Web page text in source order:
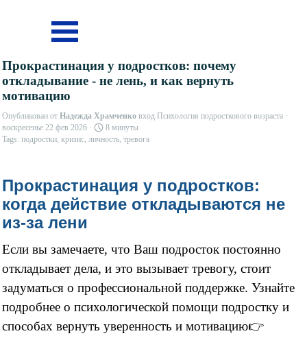
Прокрастинация у подростков: почему
откладывание - не лень, и как вернуть
мотивацию
Опубликован от Надежда Храмченко вход Психология подросткового возраста ·
воскресенье 22 фев 2026 ·
8 минуты
Tags: подростки, кризис, личность, тревога
Прокрастинация у подростков:
когда действие откладываются не
из-за лени
Если вы замечаете, что Ваш подросток постоянно
откладывает дела, и это вызывает тревогу, стоит
задуматься о профессиональной поддержке. Узнайте
подробнее о психологической помощи подростку и
способах вернуть уверенность и мотивацию👉